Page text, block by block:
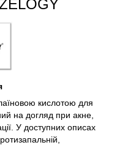
кислотою для
на догляд при акне,
У доступних описах